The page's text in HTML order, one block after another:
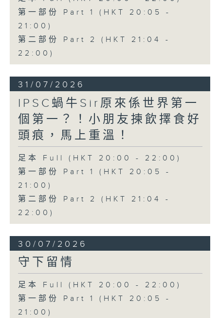
第一部份 Part 1 (HKT 20:05 -
21:00)
第二部份 Part 2 (HKT 21:04 -
22:00)
31/07/2026
IPSC蝸牛Sir原來係世界第一
個第一？！小朋友揀飲擇食好
頭痕，馬上重溫！
足本 Full (HKT 20:00 - 22:00)
第一部份 Part 1 (HKT 20:05 -
21:00)
第二部份 Part 2 (HKT 21:04 -
22:00)
30/07/2026
守下留情
足本 Full (HKT 20:00 - 22:00)
第一部份 Part 1 (HKT 20:05 -
21:00)